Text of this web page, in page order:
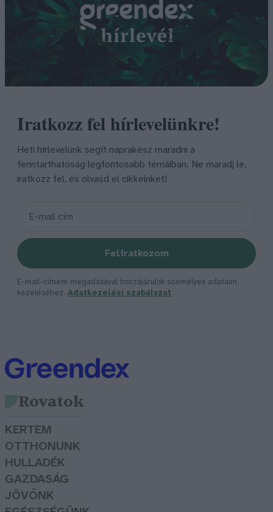
Iratkozz fel hírlevelünkre!
Heti hírlevelünk segít naprakész maradni a
fenntarthatóság legfontosabb témáiban. Ne maradj le,
iratkozz fel, és olvasd el cikkeinket!
Feliratkozom
E-mail-címem megadásával hozzájárulok személyes adataim
kezeléséhez. Adatkezelési szabályzat
Rovatok
KERTEM
OTTHONUNK
HULLADÉK
GAZDASÁG
JÖVŐNK